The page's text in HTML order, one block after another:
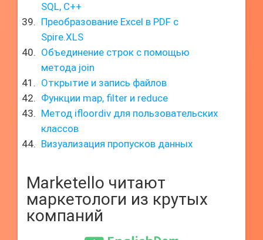
SQL, C++
Преобразование Excel в PDF с
Spire.XLS
Объединение строк с помощью
метода join
Открытие и запись файлов
Функции map, filter и reduce
Метод ifloordiv для пользовательских
классов
Визуализация пропусков данных
Marketello читают
маркетологи из крутых
компаний